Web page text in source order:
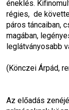
éneklés.
régies,  de
páros táncaiban,
magában,
leglátványosabb
(Könczei Árpád,
Az előadás